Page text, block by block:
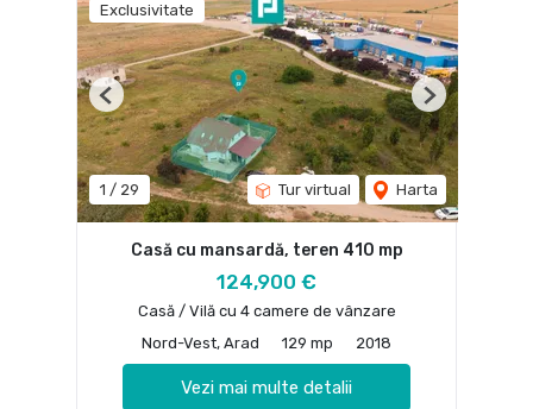
Exclusivitate
1 / 29 Tur virtual Harta
Previous Next
Casă cu mansardă, teren 410 mp
124,900 €
Casă / Vilă cu 4 camere de vânzare
Nord-Vest, Arad
129 mp 2018
Vezi mai multe detalii